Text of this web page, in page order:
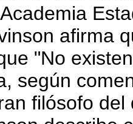
afirma
"No
según
filósofo